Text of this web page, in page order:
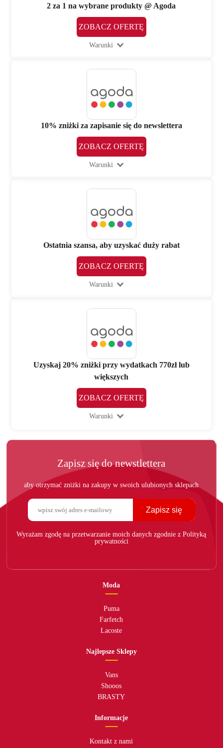
2 za 1 na wybrane produkty @ Agoda
ZOBACZ OFERTĘ
Warunki
10% zniżki za zapisanie się do newslettera
ZOBACZ OFERTĘ
Warunki
Ostatnia szansa, aby uzyskać duży rabat
ZOBACZ OFERTĘ
Warunki
Uzyskaj 20% zniżki przy wydatkach 770zł lub
większych
ZOBACZ OFERTĘ
Warunki
Zapisz się do newstlettera
aby otrzymać zniżki na zakupy w swoich ulubionych sklepach
Zapisz się
Wyrażam zgodę na przetwarzanie moich danych zgodnie z Polityką
prywatności
Moda
Puma
Farfetch
Lacoste
Najlepsze Sklepy
Vans
Shooos
BRASTY
Informacje
Kontakt z nami